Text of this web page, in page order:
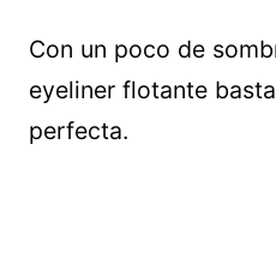
Con un poco de
eyeliner flotante
perfecta.